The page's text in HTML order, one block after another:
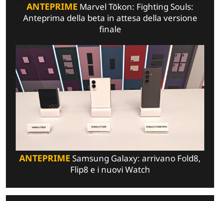
ANTEPRIME Marvel Tōkon: Fighting Souls:
Anteprima della beta in attesa della versione
finale
ANTEPRIME Samsung Galaxy: arrivano Fold8,
Flip8 e i nuovi Watch